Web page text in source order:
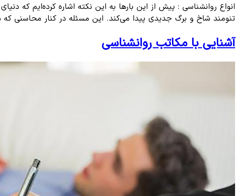
انواع روانشناسی : پیش از این بارها به این نکته اشاره کرده‌ایم
تنومند شاخ و برگ جدیدی پیدا می‌کند. این مسئله در کنار محاسنی
آشنایی با مکاتب روانشناسی